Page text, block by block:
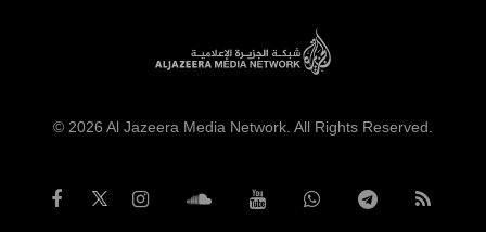
© 2026 Al Jazeera Media Network. All Rights Reserved.